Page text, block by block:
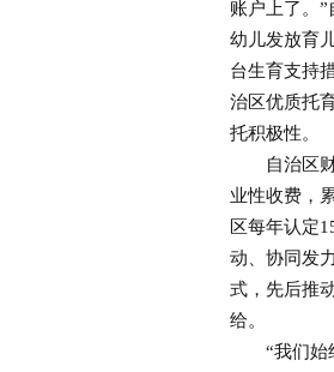
账户上了。
幼儿发放育
台生育支持
治区优质托
托积极性。
自治区财
业性收费，
区每年认定
动、协同发
式，先后推
给。
“我们始终